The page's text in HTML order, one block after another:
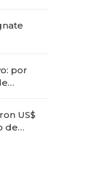
por
US$
de